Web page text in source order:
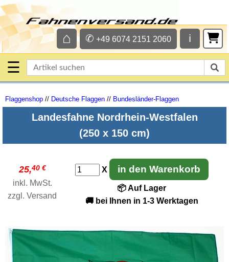
ℹ
✆ +49 6074 2151 2060
⌂
☰
Flaggenshop // Deutsche Flaggen // Bundesländer-Flaggen
Landesfahne Nordrhein-Westfalen
(250 x 150 cm)
25,40 €
inkl. MwSt.
zzgl. Versand
X in den Warenkorb
📦 Auf Lager
🚚 bei Ihnen in 1-3 Werktagen